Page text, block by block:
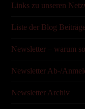
Links zu unseren
Liste der Blog
Newsletter – warum
Newsletter Ab-/
Newsletter Archiv